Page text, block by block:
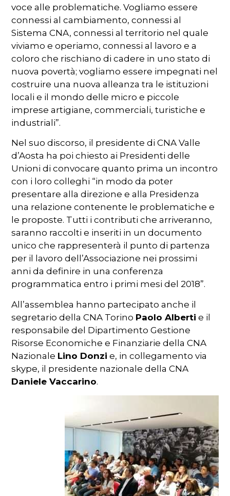
voce alle problematiche. Vogliamo essere
connessi al cambiamento, connessi al
Sistema CNA, connessi al territorio nel quale
viviamo e operiamo, connessi al lavoro e a
coloro che rischiano di cadere in uno stato di
nuova povertà; vogliamo essere impegnati nel
costruire una nuova alleanza tra le istituzioni
locali e il mondo delle micro e piccole
imprese artigiane, commerciali, turistiche e
industriali”.
Nel suo discorso, il presidente di CNA Valle
d’Aosta ha poi chiesto ai Presidenti delle
Unioni di convocare quanto prima un incontro
con i loro colleghi “in modo da poter
presentare alla direzione e alla Presidenza
una relazione contenente le problematiche e
le proposte. Tutti i contributi che arriveranno,
saranno raccolti e inseriti in un documento
unico che rappresenterà il punto di partenza
per il lavoro dell’Associazione nei prossimi
anni da definire in una conferenza
programmatica entro i primi mesi del 2018”.
All’assemblea hanno partecipato anche il
segretario della CNA Torino Paolo Alberti e il
responsabile del Dipartimento Gestione
Risorse Economiche e Finanziarie della CNA
Nazionale Lino Donzi e, in collegamento via
skype, il presidente nazionale della CNA
Daniele Vaccarino.